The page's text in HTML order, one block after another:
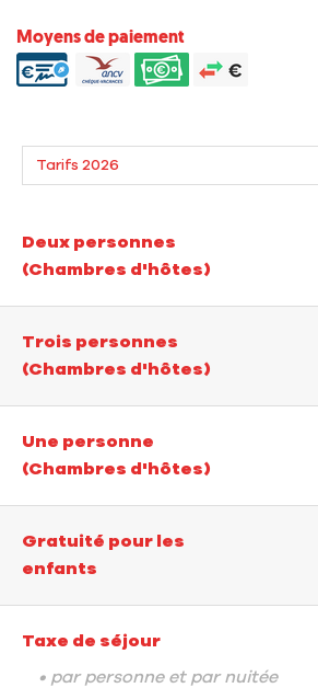
Moyens de paiement
Deux personnes
(Chambres d'hôtes)
Trois personnes
(Chambres d'hôtes)
Une personne
(Chambres d'hôtes)
Gratuité pour les
enfants
Taxe de séjour
• par personne et par nuitée